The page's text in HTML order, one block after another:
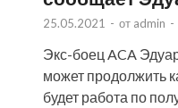
25.05.2021 - от admin -
Экс-боец ACA
может продолжить
будет работа по